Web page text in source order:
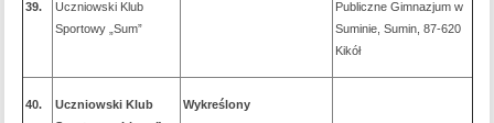
39.
Uczniowski Klub
Sportowy „Sum”
Publiczne Gimnazjum w
Suminie, Sumin, 87-620
Kikół
40.
Uczniowski Klub
Wykreślony